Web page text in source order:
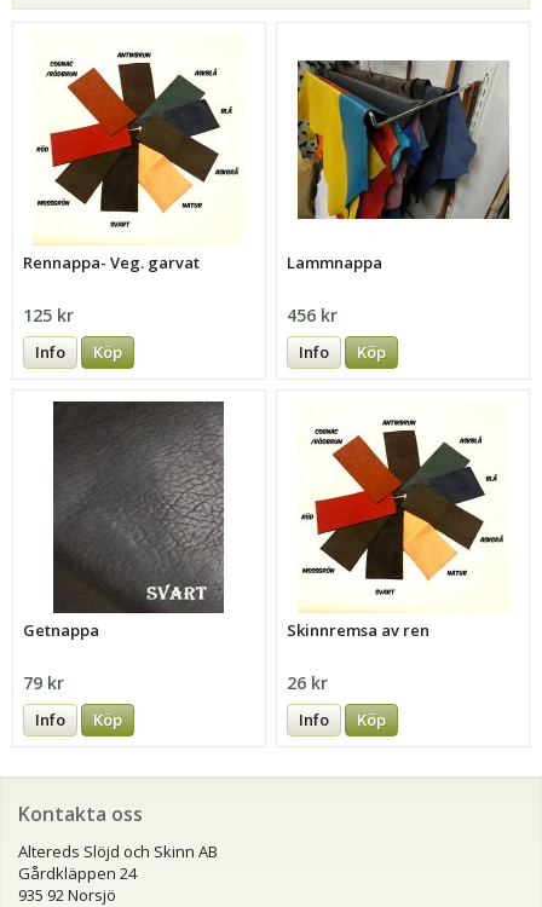
Rennappa- Veg. garvat
125 kr
Info Köp
Lammnappa
456 kr
Info Köp
Getnappa
79 kr
Info Köp
Skinnremsa av ren
26 kr
Info Köp
Kontakta oss
Altereds Slöjd och Skinn AB
Gårdkläppen 24
935 92 Norsjö